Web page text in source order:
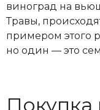
виноград на
Травы,
примером этого
но один — это